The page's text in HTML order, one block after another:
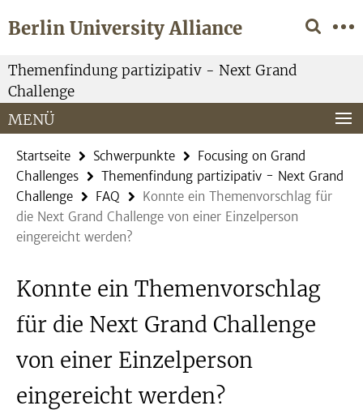
direkt
Inhalt
Berlin University Alliance
Service-
Navigation
Themenfindung partizipativ - Next Grand
Challenge
MENÜ
Startseite Schwerpunkte
Focusing on Grand
Challenges
Themenfindung partizipativ - Next Grand
Challenge
FAQ
Konnte ein Themenvorschlag für
die Next Grand Challenge von einer Einzelperson
eingereicht werden?
Konnte ein Themenvorschlag
für die Next Grand Challenge
von einer Einzelperson
eingereicht werden?